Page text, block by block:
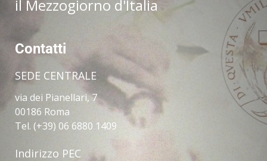
il Mezzogiorno d'Italia
Contatti
SEDE CENTRALE
via dei Pianellari, 7
00186 Roma
Tel. (+39) 06 6880 1409
Indirizzo PEC